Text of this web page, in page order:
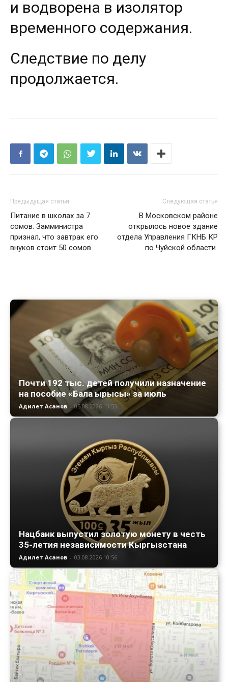
и водворена в изолятор
временного содержания.
Следствие по делу
продолжается.
Предыдущая статья
Питание в школах за 7
сомов. Замминистра
признал, что завтрак его
внуков стоит 50 сомов
Следующая статья
В Московском районе
открылось новое здание
отдела Управления ГКНБ КР
по Чуйской области
Почти 192 тыс. детей получили назначение
на пособие «Бала ырысы» за июль
Адилет Асанов - 05.08.2026 13:53
Нацбанк выпустил золотую монету в честь
35-летия независимости Кыргызстана
Адилет Асанов - 03.08.2026 10:56